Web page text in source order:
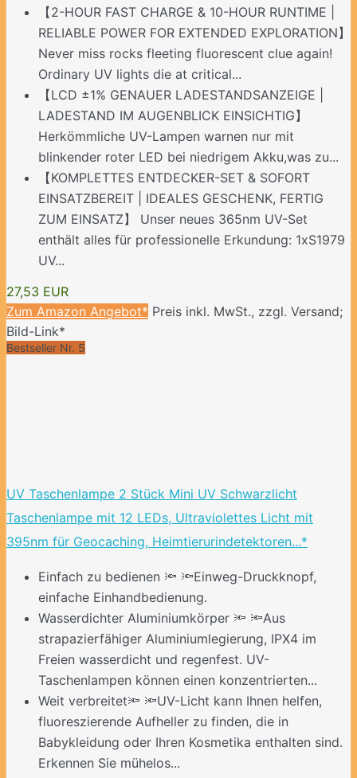
【2-HOUR FAST CHARGE & 10-HOUR RUNTIME |
RELIABLE POWER FOR EXTENDED EXPLORATION】
Never miss rocks fleeting fluorescent clue again!
Ordinary UV lights die at critical...
【LCD ±1% GENAUER LADESTANDSANZEIGE |
LADESTAND IM AUGENBLICK EINSICHTIG】
Herkömmliche UV-Lampen warnen nur mit
blinkender roter LED bei niedrigem Akku,was zu...
【KOMPLETTES ENTDECKER-SET & SOFORT
EINSATZBEREIT | IDEALES GESCHENK, FERTIG
ZUM EINSATZ】 Unser neues 365nm UV-Set
enthält alles für professionelle Erkundung: 1xS1979
UV...
27,53 EUR
Zum Amazon Angebot* Preis inkl. MwSt., zzgl. Versand;
Bild-Link*
Bestseller Nr. 5
UV Taschenlampe 2 Stück Mini UV Schwarzlicht
Taschenlampe mit 12 LEDs, Ultraviolettes Licht mit
395nm für Geocaching, Heimtierurindetektoren...*
Einfach zu bedienen 🔦 🔦Einweg-Druckknopf,
einfache Einhandbedienung.
Wasserdichter Aluminiumkörper 🔦 🔦Aus
strapazierfähiger Aluminiumlegierung, IPX4 im
Freien wasserdicht und regenfest. UV-
Taschenlampen können einen konzentrierten...
Weit verbreitet🔦 🔦UV-Licht kann Ihnen helfen,
fluoreszierende Aufheller zu finden, die in
Babykleidung oder Ihren Kosmetika enthalten sind.
Erkennen Sie mühelos...